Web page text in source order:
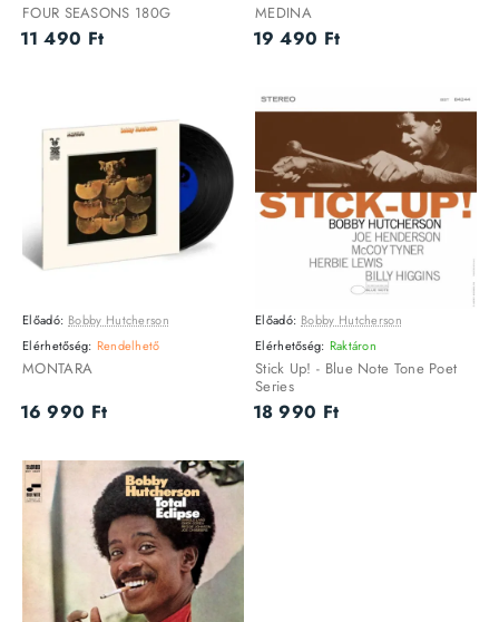
FOUR SEASONS 180G
11 490 Ft
MEDINA
19 490 Ft
VINYL
Előadó: Bobby Hutcherson
Elérhetőség: Rendelhető
MONTARA
16 990 Ft
Utolsó darab
VINYL
Előadó: Bobby Hutcherson
Elérhetőség: Raktáron
Stick Up! - Blue Note Tone Poet
Series
18 990 Ft